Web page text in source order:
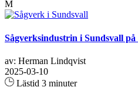
M
Sågverksindustrin i Sundsvall på
av: Herman Lindqvist
2025-03-10
Lästid 3 minuter